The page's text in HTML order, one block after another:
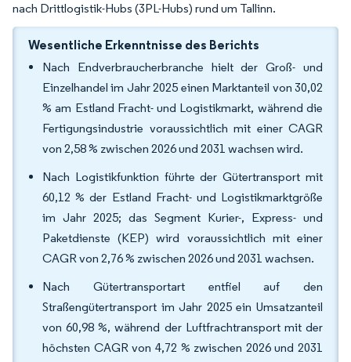
nach Drittlogistik-Hubs (3PL-Hubs) rund um Tallinn.
Wesentliche Erkenntnisse des Berichts
Nach Endverbraucherbranche hielt der Groß- und
Einzelhandel im Jahr 2025 einen Marktanteil von 30,02
% am Estland Fracht- und Logistikmarkt, während die
Fertigungsindustrie voraussichtlich mit einer CAGR
von 2,58 % zwischen 2026 und 2031 wachsen wird.
Nach Logistikfunktion führte der Gütertransport mit
60,12 % der Estland Fracht- und Logistikmarktgröße
im Jahr 2025; das Segment Kurier-, Express- und
Paketdienste (KEP) wird voraussichtlich mit einer
CAGR von 2,76 % zwischen 2026 und 2031 wachsen.
Nach Gütertransportart entfiel auf den
Straßengütertransport im Jahr 2025 ein Umsatzanteil
von 60,98 %, während der Luftfrachtransport mit der
höchsten CAGR von 4,72 % zwischen 2026 und 2031